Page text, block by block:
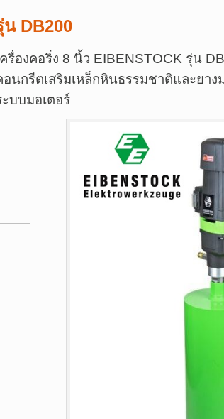
น DB200
ครื่องคอริ่ง 8 นิ้ว EIBENSTOCK รุ่น
อนกรีตเสริมเหล็กหินธรรมชาติและยา
ะบบมอเตอร์